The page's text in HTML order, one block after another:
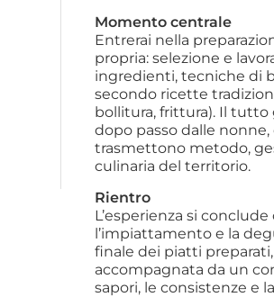
Momento centrale
Entrerai nella
propria: selezione e
ingredienti, tecniche di
secondo ricette
bollitura, frittura). Il tutto
dopo passo dalle nonne,
trasmettono metodo,
culinaria del territorio.
Rientro
L’esperienza si conclude
l’impiattamento e la
finale dei piatti preparati,
accompagnata da un
sapori, le consistenze e la